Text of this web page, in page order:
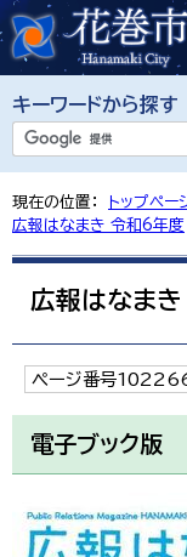
キーワードから探す
現在の位置： トップペー
広報はなまき 令和6年度
広報はなま
ページ番号
電子ブック版